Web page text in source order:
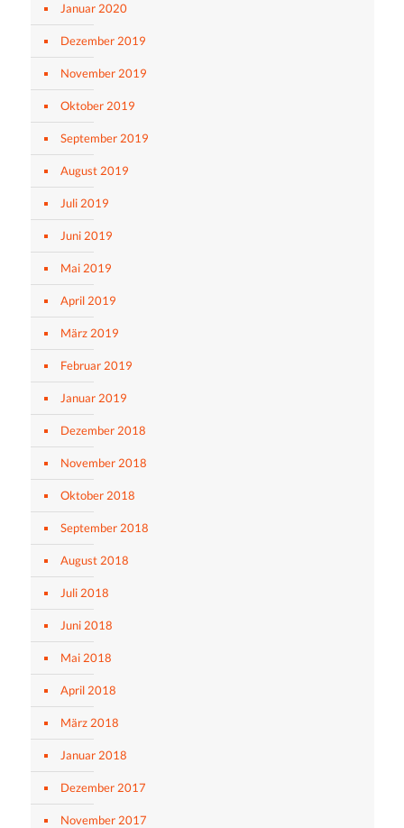
Januar 2020
Dezember 2019
November 2019
Oktober 2019
September 2019
August 2019
Juli 2019
Juni 2019
Mai 2019
April 2019
März 2019
Februar 2019
Januar 2019
Dezember 2018
November 2018
Oktober 2018
September 2018
August 2018
Juli 2018
Juni 2018
Mai 2018
April 2018
März 2018
Januar 2018
Dezember 2017
November 2017